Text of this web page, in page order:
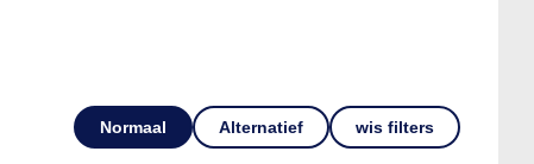
Normaal Alternatief wis filters